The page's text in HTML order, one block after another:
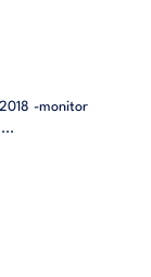
-monitor